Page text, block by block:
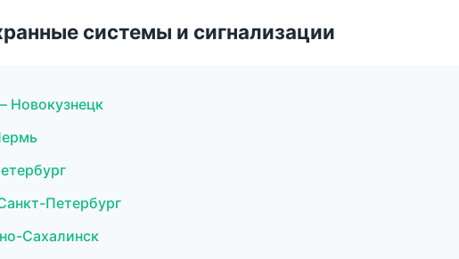
системы и сигнализации
Новокузнецк
Петербург
Сахалинск